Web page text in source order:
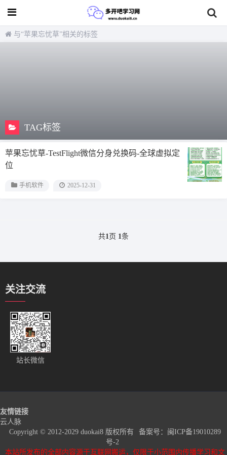
与“苹果忘忧草”相关的标签
TAG标签
苹果忘忧草-TestFlight微信分身兑换码-全球虚拟定
位
手机软件 2025-12-31
共1页 1条
关注交流
站长微信
友情链接
云人脉
Copyright © 2012-2029 duokai8 版权所有
备案号： 闽ICP备19010289
号-2
本站所发布的全部内容源于互联网搬运，仅限于小范围内传播学习和文